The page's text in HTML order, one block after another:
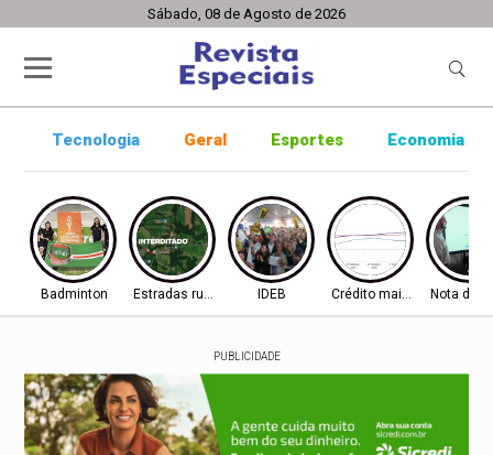
Sábado, 08 de Agosto de 2026
Tecnologia Geral Esportes Economia
Badminton Estradas rurais IDEB Crédito mais difícilNota do
PUBLICIDADE